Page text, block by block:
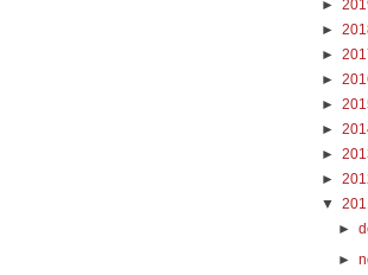
►
►
►
►
►
►
►
►
▼
►
►